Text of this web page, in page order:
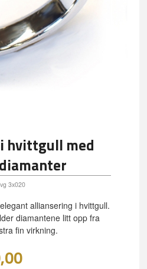
hvittgull med
3x020
alliansering i hvittgull.
diamantene litt opp fra
fin virkning.